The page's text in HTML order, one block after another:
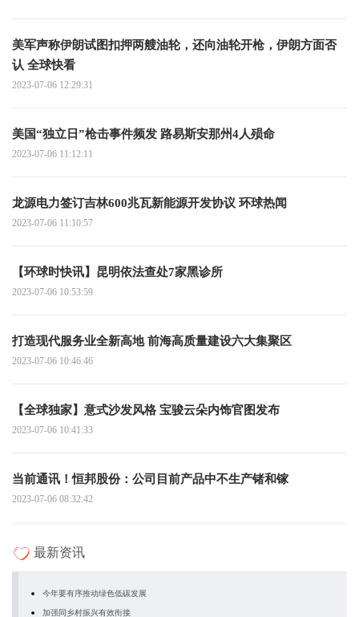
美军声称伊朗试图扣押两艘油轮，还向油轮开枪，伊朗方面否
认 全球快看
2023-07-06 12:29:31
美国“独立日”枪击事件频发 路易斯安那州4人殒命
2023-07-06 11:12:11
龙源电力签订吉林600兆瓦新能源开发协议 环球热闻
2023-07-06 11:10:57
【环球时快讯】昆明依法查处7家黑诊所
2023-07-06 10:53:59
打造现代服务业全新高地 前海高质量建设六大集聚区
2023-07-06 10:46:46
【全球独家】意式沙发风格 宝骏云朵内饰官图发布
2023-07-06 10:41:33
当前通讯！恒邦股份：公司目前产品中不生产锗和镓
2023-07-06 08:32:42
最新资讯
今年要有序推动绿色低碳发展
加强同乡村振兴有效衔接